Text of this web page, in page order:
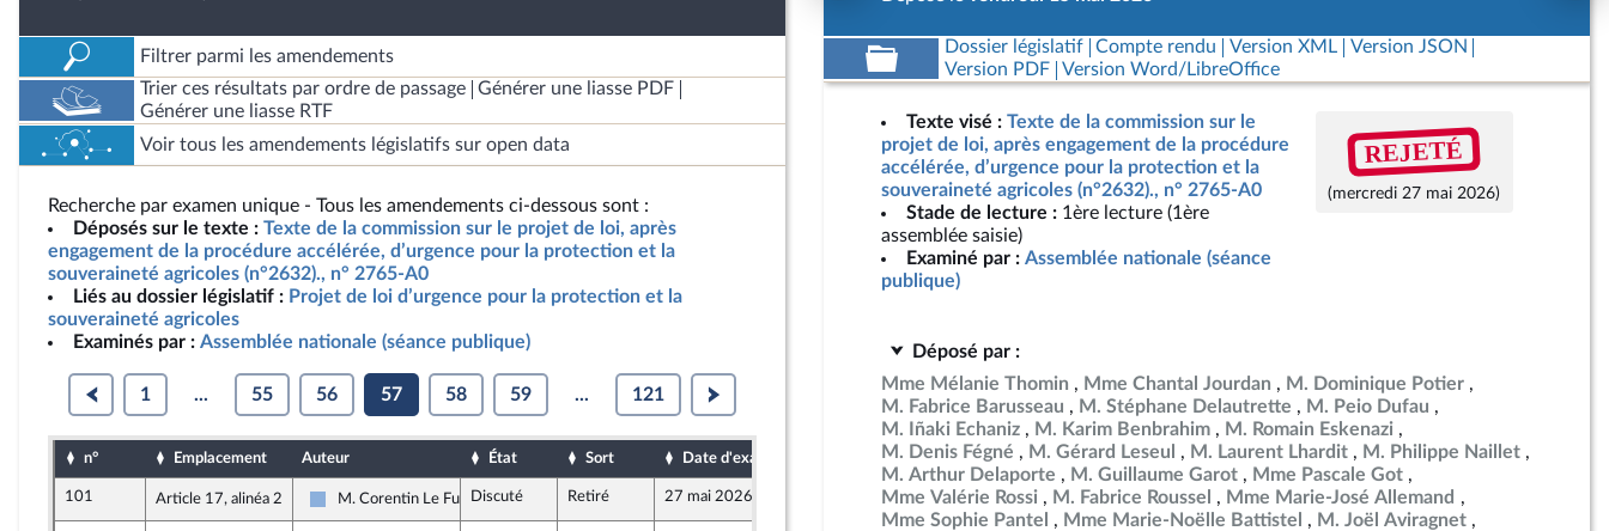
Filtrer parmi les amendements
Trier ces résultats par ordre de passage
Générer une liasse PDF
Générer une liasse RTF
Voir tous les amendements législatifs sur open data
Recherche par examen unique - Tous les amendements ci-dessous sont :
Déposés sur le texte : Texte de la commission sur le projet de loi, après
engagement de la procédure accélérée, d’urgence pour la protection et la
souveraineté agricoles (n°2632)., n° 2765-A0
Liés au dossier législatif : Projet de loi d’urgence pour la protection et la
souveraineté agricoles
Examinés par : Assemblée nationale (séance publique)
1 ... 55 56 57 58 59 ... 121
n° Emplacement Auteur État Sort Date d'examen Date de dépôt
101 Article 17, alinéa 2
Droite Républicaine
M. Corentin Le Fur Discuté Retiré 27 mai 2026 11 mai 2026
Dossier législatif Compte rendu Version XML
Version JSON
Version PDF
Version Word/LibreOffice
Texte visé : Texte de la commission sur le
projet de loi, après engagement de la procédure
accélérée, d’urgence pour la protection et la
souveraineté agricoles (n°2632)., n° 2765-A0
Stade de lecture : 1ère lecture (1ère
assemblée saisie)
Examiné par : Assemblée nationale (séance
publique)
REJETÉ
(mercredi 27 mai 2026)
Déposé par :
Mme Mélanie Thomin
Mme Chantal Jourdan
M. Dominique Potier
M. Fabrice Barusseau
M. Stéphane Delautrette
M. Peio Dufau
M. Iñaki Echaniz
M. Karim Benbrahim
M. Romain Eskenazi
M. Denis Fégné
M. Gérard Leseul M. Laurent Lhardit
M. Philippe Naillet
M. Arthur Delaporte
M. Guillaume Garot
Mme Pascale Got
Mme Valérie Rossi
M. Fabrice Roussel
Mme Marie-José Allemand
Mme Sophie Pantel
Mme Marie-Noëlle Battistel
M. Joël Aviragnet